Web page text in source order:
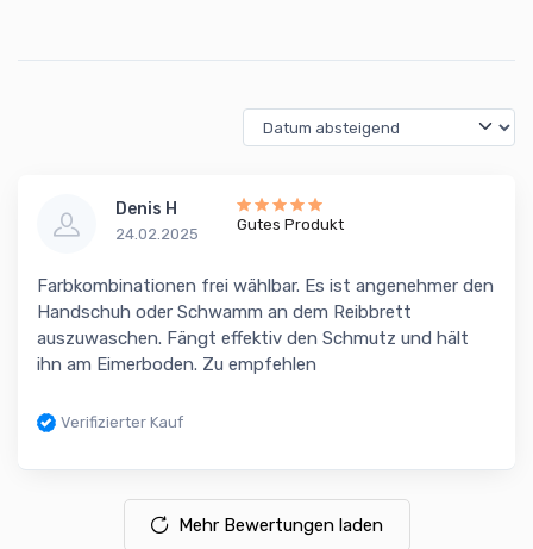
Denis H
24.02.2025
Gutes Produkt
Farbkombinationen frei wählbar. Es ist angenehmer den
Handschuh oder Schwamm an dem Reibbrett
auszuwaschen. Fängt effektiv den Schmutz und hält
ihn am Eimerboden. Zu empfehlen
Verifizierter Kauf
Mehr Bewertungen laden